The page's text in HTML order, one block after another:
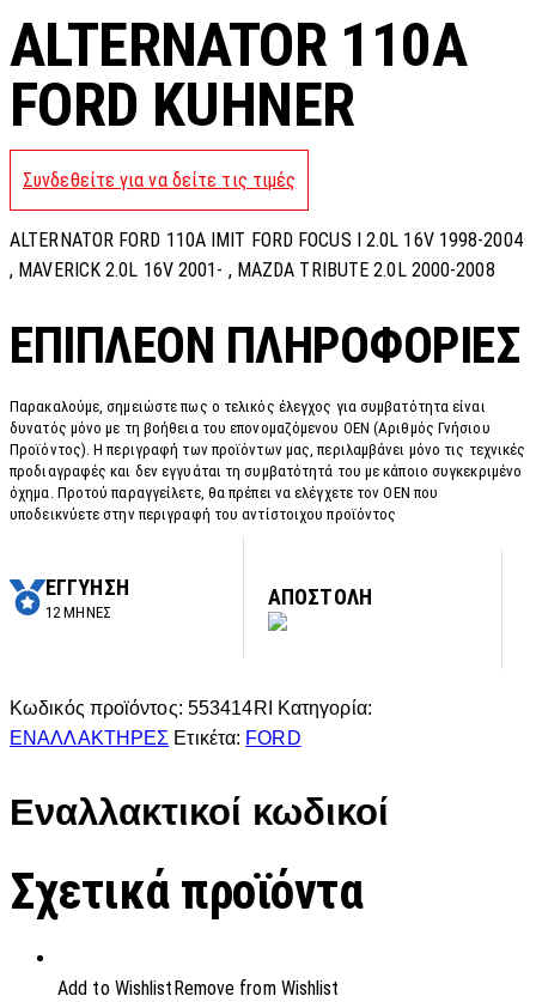
ALTERNATOR 110A
FORD KUHNER
Συνδεθείτε για να δείτε τις τιμές
ALTERNATOR FORD 110A IMIT FORD FOCUS I 2.0L 16V 1998-2004
, MAVERICK 2.0L 16V 2001- , MAZDA TRIBUTE 2.0L 2000-2008
ΕΠΙΠΛΈΟΝ ΠΛΗΡΟΦΟΡΊΕΣ
Παρακαλούμε, σημειώστε πως ο τελικός έλεγχος για συμβατότητα είναι
δυνατός μόνο με τη βοήθεια του επονομαζόμενου OEN (Αριθμός Γνήσιου
Προϊόντος). Η περιγραφή των προϊόντων μας, περιλαμβάνει μόνο τις τεχνικές
προδιαγραφές και δεν εγγυάται τη συμβατότητά του με κάποιο συγκεκριμένο
όχημα. Προτού παραγγείλετε, θα πρέπει να ελέγχετε τον OEN που
υποδεικνύετε στην περιγραφή του αντίστοιχου προϊόντος
ΕΓΓΥΗΣΗ
12 ΜΗΝΕΣ
ΑΠΟΣΤΟΛΗ
Κωδικός προϊόντος: 553414RI
Κατηγορία:
ΕΝΑΛΛΑΚΤΗΡΕΣ Ετικέτα: FORD
Εναλλακτικοί κωδικοί
Σχετικά προϊόντα
Add to Wishlist Remove from Wishlist